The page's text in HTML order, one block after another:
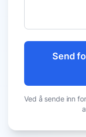
Send
Ved å sende inn